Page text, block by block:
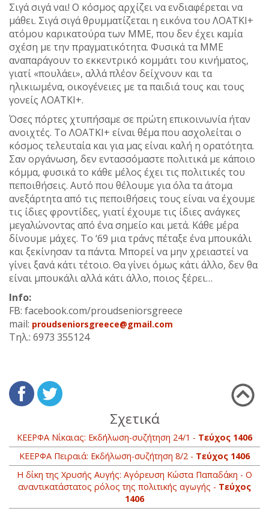
Σιγά σιγά ναι! Ο κόσμος αρχίζει να ενδιαφέρεται να
μάθει. Σιγά σιγά θρυμματίζεται η εικόνα του ΛΟΑΤΚΙ+
ατόμου καρικατούρα των ΜΜΕ, που δεν έχει καμία
σχέση με την πραγματικότητα. Φυσικά τα ΜΜΕ
αναπαράγουν το εκκεντρικό κομμάτι του κινήματος,
γιατί «πουλάει», αλλά πλέον δείχνουν και τα
ηλικιωμένα, οικογένειες με τα παιδιά τους και τους
γονείς ΛΟΑΤΚΙ+.
Όσες πόρτες χτυπήσαμε σε πρώτη επικοινωνία ήταν
ανοιχτές. Το ΛΟΑΤΚΙ+ είναι θέμα που ασχολείται ο
κόσμος τελευταία και για μας είναι καλή η ορατότητα.
Σαν οργάνωση, δεν εντασσόμαστε πολιτικά με κάποιο
κόμμα, φυσικά το κάθε μέλος έχει τις πολιτικές του
πεποιθήσεις. Αυτό που θέλουμε για όλα τα άτομα
ανεξάρτητα από τις πεποιθήσεις τους είναι να έχουμε
τις ίδιες φροντίδες, γιατί έχουμε τις ίδιες ανάγκες
μεγαλώνοντας από ένα σημείο και μετά. Κάθε μέρα
δίνουμε μάχες. Το ‘69 μια τράνς πέταξε ένα μπουκάλι
και ξεκίνησαν τα πάντα. Μπορεί να μην χρειαστεί να
γίνει ξανά κάτι τέτοιο. Θα γίνει όμως κάτι άλλο, δεν θα
είναι μπουκάλι αλλά κάτι άλλο, ποιος ξέρει…
Info:
FB: facebook.com/proudseniorsgreece
mail: proudseniorsgreece@gmail.com
Τηλ.: 6973 355124
Σχετικά
ΚΕΕΡΦΑ Νίκαιας: Εκδήλωση-συζήτηση 24/1 - Τεύχος 1406
ΚΕΕΡΦΑ Πειραιά: Εκδήλωση-συζήτηση 8/2 - Τεύχος 1406
Η δίκη της Χρυσής Αυγής: Αγόρευση Κώστα Παπαδάκη - Ο
αναντικατάστατος ρόλος της πολιτικής αγωγής - Τεύχος
1406